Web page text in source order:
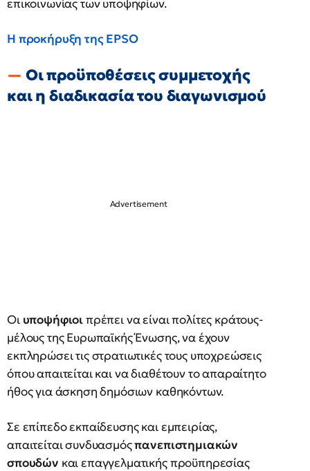
επικοινωνίας των υποψηφίων.
Η προκήρυξη της EPSO
Οι προϋποθέσεις συμμετοχής
και η διαδικασία του διαγωνισμού
Οι υποψήφιοιπρέπει να είναι πολίτες κράτους-
μέλους της Ευρωπαϊκής Ένωσης, να έχουν
εκπληρώσει τις στρατιωτικές τους υποχρεώσεις
όπου απαιτείται και να διαθέτουν το απαραίτητο
ήθος για άσκηση δημόσιων καθηκόντων.
Σε επίπεδο εκπαίδευσης και εμπειρίας,
απαιτείται συνδυασμόςπανεπιστημιακών
σπουδών και επαγγελματικής προϋπηρεσίας